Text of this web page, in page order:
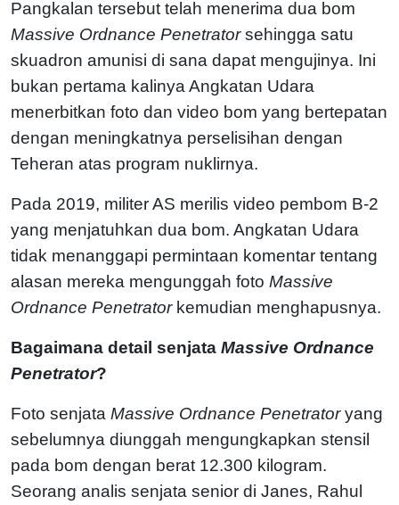
Pangkalan tersebut telah menerima dua bom
Massive Ordnance Penetratorsehingga satu
skuadron amunisi di sana dapat mengujinya. Ini
bukan pertama kalinya Angkatan Udara
menerbitkan foto dan video bom yang bertepatan
dengan meningkatnya perselisihan dengan
Teheran atas program nuklirnya.
Pada 2019, militer AS merilis video pembom B-2
yang menjatuhkan dua bom. Angkatan Udara
tidak menanggapi permintaan komentar tentang
alasan mereka mengunggah foto Massive
Ordnance Penetratorkemudian menghapusnya.
Bagaimana detail senjata Massive Ordnance
Penetrator?
Foto senjata Massive Ordnance Penetratoryang
sebelumnya diunggah mengungkapkan stensil
pada bom dengan berat 12.300 kilogram.
Seorang analis senjata senior di Janes, Rahul